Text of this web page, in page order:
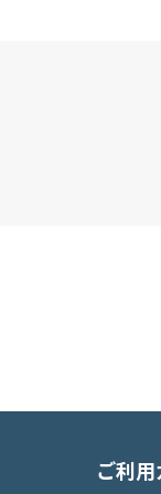
ご利